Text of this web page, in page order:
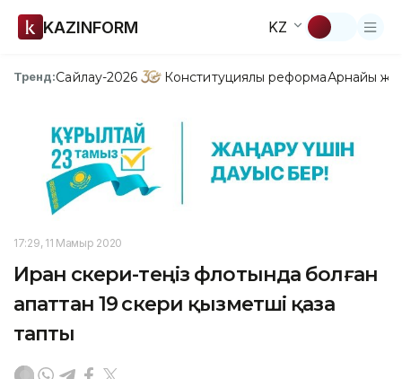
KAZINFORM KZ
Тренд:Сайлау-2026 Конституциялық реформаАрнайы
17:29, 11 Мамыр 2020
Иран әскери-теңіз флотында болған
апаттан 19 әскери қызметші қаза
тапты